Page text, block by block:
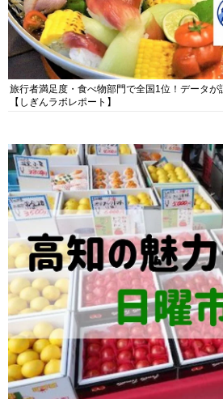
旅行者満足度・食べ物部門で全国1位！データが
【しぎんラボレポート】